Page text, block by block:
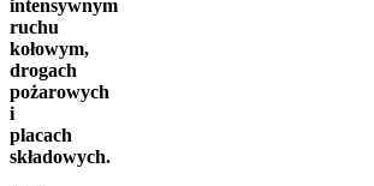
intensywnym
ruchu
kołowym,
drogach
pożarowych
i
placach
składowych.